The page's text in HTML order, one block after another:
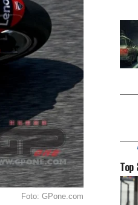
Foto: GPone.com
Top